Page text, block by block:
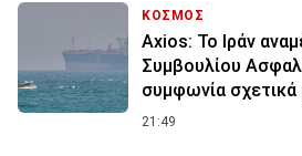
ΚΟΣΜΟΣ
Axios: Το Ιράν
Συμβουλίου
συμφωνία
21:49